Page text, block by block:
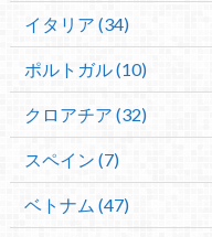
イタリア (34)
ポルトガル (10)
クロアチア (32)
スペイン (7)
ベトナム (47)